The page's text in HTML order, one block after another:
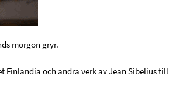
morgon gryr.
Finlandia och andra verk av Jean Sibelius till